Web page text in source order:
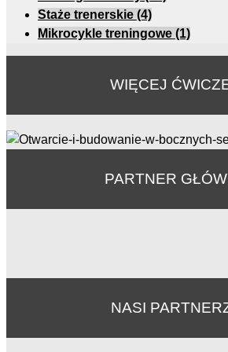
Staże trenerskie (4)
Mikrocykle treningowe (1)
WIĘCEJ
PARTNER
NASI